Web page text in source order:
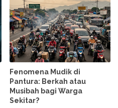
Fenomena Mudik di
Pantura: Berkah atau
Musibah bagi Warga
Sekitar?